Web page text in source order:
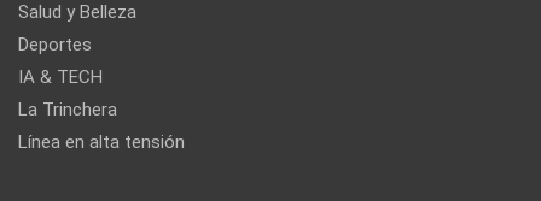
Salud y Belleza
Deportes
IA & TECH
La Trinchera
Línea en alta tensión